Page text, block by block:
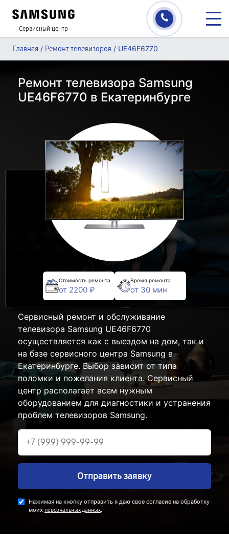
Сервисный центр
Главная / Ремонт телевизоров / UE46F6770
Ремонт телевизора Samsung
UE46F6770 в Екатеринбурге
Стоимость ремонта
от 2200 ₽
Время ремонта
от 30 мин
Сервисный ремонт и обслуживание
телевизора Samsung UE46F6770
осуществляется как с выездом на дом, так и
на базе сервисного центра Samsung в
Екатеринбурге. Выбор зависит от типа
поломки и пожелания клиента. Сервисный
центр располагает всем нужным
оборудованием для диагностики и устранения
проблем телевизоров Samsung.
Отправить заявку
Нажимая на кнопку отправить я даю свое согласие на обработку
моих персональных данных.